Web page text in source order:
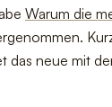
Warum die
das neue mit